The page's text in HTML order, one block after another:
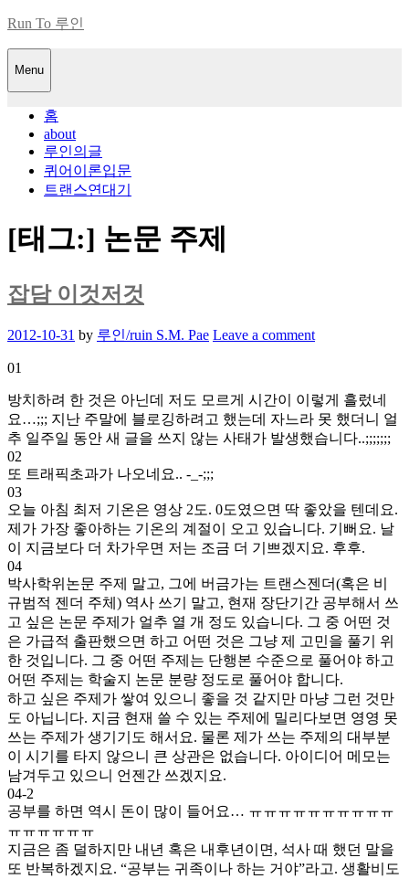
Skip
content
Run To 루인
Menu
홈
about
루인의글
퀴어이론입문
트랜스연대기
[태그:] 논문 주제
잡담 이것저것
Posted
2012-10-31 by 루인/ruin S.M. Pae Leave a comment
01
방치하려 한 것은 아닌데 저도 모르게 시간이 이렇게 흘렀네
요…;;; 지난 주말에 블로깅하려고 했는데 자느라 못 했더니 얼
추 일주일 동안 새 글을 쓰지 않는 사태가 발생했습니다..;;;;;;;
02
또 트래픽초과가 나오네요.. -_-;;;
03
오늘 아침 최저 기온은 영상 2도. 0도였으면 딱 좋았을 텐데요.
제가 가장 좋아하는 기온의 계절이 오고 있습니다. 기뻐요. 날
이 지금보다 더 차가우면 저는 조금 더 기쁘겠지요. 후후.
04
박사학위논문 주제 말고, 그에 버금가는 트랜스젠더(혹은 비
규범적 젠더 주체) 역사 쓰기 말고, 현재 장단기간 공부해서 쓰
고 싶은 논문 주제가 얼추 열 개 정도 있습니다. 그 중 어떤 것
은 가급적 출판했으면 하고 어떤 것은 그냥 제 고민을 풀기 위
한 것입니다. 그 중 어떤 주제는 단행본 수준으로 풀어야 하고
어떤 주제는 학술지 논문 분량 정도로 풀어야 합니다.
하고 싶은 주제가 쌓여 있으니 좋을 것 같지만 마냥 그런 것만
도 아닙니다. 지금 현재 쓸 수 있는 주제에 밀리다보면 영영 못
쓰는 주제가 생기기도 해서요. 물론 제가 쓰는 주제의 대부분
이 시기를 타지 않으니 큰 상관은 없습니다. 아이디어 메모는
남겨두고 있으니 언젠간 쓰겠지요.
04-2
공부를 하면 역시 돈이 많이 들어요… ㅠㅠㅠㅠㅠㅠㅠㅠㅠㅠ
ㅠㅠㅠㅠㅠㅠ
지금은 좀 덜하지만 내년 혹은 내후년이면, 석사 때 했던 말을
또 반복하겠지요. “공부는 귀족이나 하는 거야”라고. 생활비도